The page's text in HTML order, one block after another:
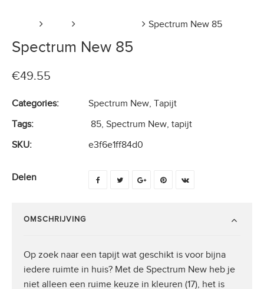
Spectrum New 85
Spectrum New 85
€49.55
Categories: Spectrum New, Tapijt
Tags:
85, Spectrum New, tapijt
SKU:
e3f6e1ff84d0
Delen
OMSCHRIJVING
Op zoek naar een tapijt wat geschikt is voor bijna
iedere ruimte in huis? Met de Spectrum New heb je
niet alleen een ruime keuze in kleuren (17), het is